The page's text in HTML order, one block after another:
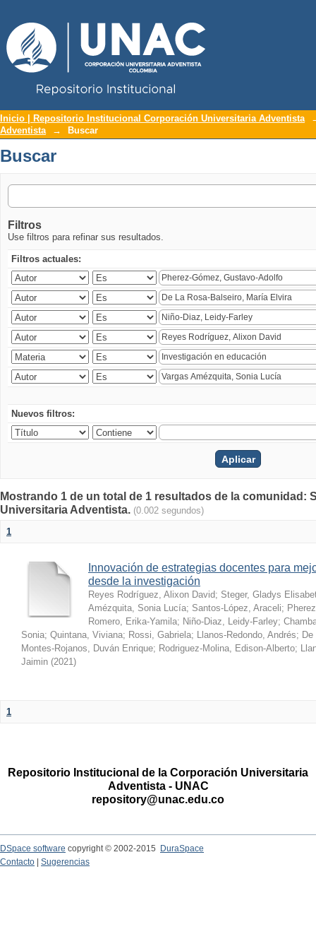
Buscar
Inicio | Repositorio Institucional Corporación Universitaria Adventista
Adventista
→ Buscar
Buscar
Filtros
Use filtros para refinar sus resultados.
Filtros actuales:
Nuevos filtros:
Mostrando 1 de un total de 1 resultados de la comunidad:
Universitaria Adventista. (0.002 segundos)
1
Innovación de estrategias docentes para
desde la investigación
Reyes Rodríguez, Alixon David; Steger, Gladys
Amézquita, Sonia Lucía; Santos-López, Araceli;
Romero, Erika-Yamila; Niño-Diaz, Leidy-Farley;
Sonia; Quintana, Viviana; Rossi, Gabriela; Llanos-Redondo, Andrés;
Montes-Rojanos, Duván Enrique; Rodriguez-Molina, Edison-Alberto;
Jaimin (2021)
1
Repositorio Institucional de la Corporación Universitaria
Adventista - UNAC
repository@unac.edu.co
DSpace software copyright © 2002-2015
DuraSpace
Contacto
Sugerencias